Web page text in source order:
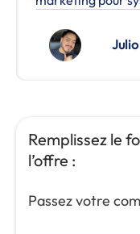
Remplissez le
l’offre :
Passez votre